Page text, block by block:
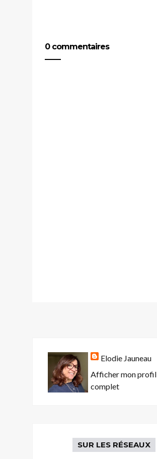
0 commentaires
Elodie Jauneau
Afficher mon profil
complet
SUR LES RÉSEAUX